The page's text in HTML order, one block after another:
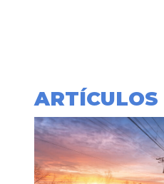
ARTÍCULOS